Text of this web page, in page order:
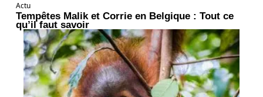
Actu
Tempêtes Malik et Corrie en Belgique : Tout ce
qu’il faut savoir